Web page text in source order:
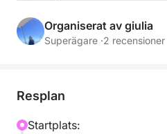
gör fyra stopp under dagen:
Calamosca, Cala Fighera
utomhusutrymmen
soldäck i fören med
Organiserat av giulia
Superägare ·2 recensioner
Resplan
Startplats: